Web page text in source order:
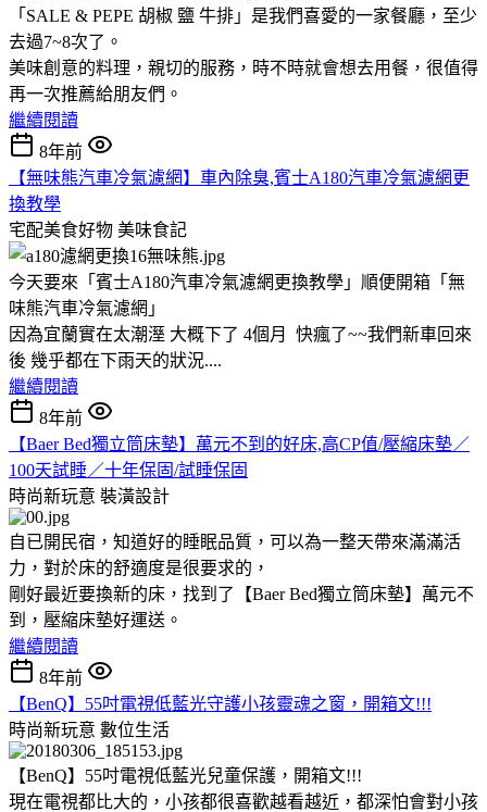
「SALE & PEPE 胡椒 鹽 牛排」是我們喜愛的一家餐廳，至少
去過7~8次了。
美味創意的料理，親切的服務，時不時就會想去用餐，很值得
再一次推薦給朋友們。
繼續閱讀
8年前
【無味熊汽車冷氣濾網】車內除臭,賓士A180汽車冷氣濾網更
換教學
宅配美食好物 美味食記
今天要來「賓士A180汽車冷氣濾網更換教學」順便開箱「無
味熊汽車冷氣濾網」
因為宜蘭實在太潮溼 大概下了 4個月 快瘋了~~我們新車回來
後 幾乎都在下雨天的狀況....
繼續閱讀
8年前
【Baer Bed獨立筒床墊】萬元不到的好床,高CP值/壓縮床墊／
100天試睡／十年保固/試睡保固
時尚新玩意 裝潢設計
自已開民宿，知道好的睡眠品質，可以為一整天帶來滿滿活
力，對於床的舒適度是很要求的，
剛好最近要換新的床，找到了【Baer Bed獨立筒床墊】萬元不
到，壓縮床墊好運送。
繼續閱讀
8年前
【BenQ】55吋電視低藍光守護小孩靈魂之窗，開箱文!!!
時尚新玩意 數位生活
【BenQ】55吋電視低藍光兒童保護，開箱文!!!
現在電視都比大的，小孩都很喜歡越看越近，都深怕會對小孩